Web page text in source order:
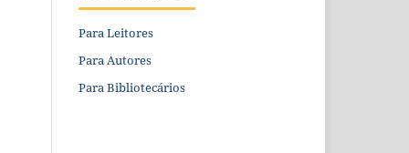
Para Leitores
Para Autores
Para Bibliotecários